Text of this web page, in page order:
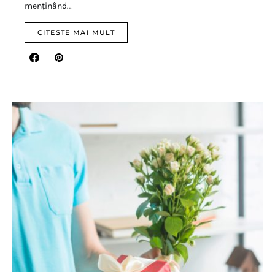
menținând…
CITESTE MAI MULT